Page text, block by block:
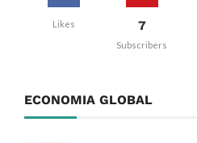
Likes 7
Subscribers
ECONOMIA GLOBAL